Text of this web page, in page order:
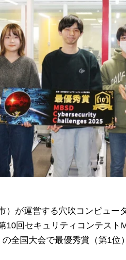
が運営する穴吹コンピュー
10回セキュリティコンテスト
全国大会で最優秀賞（第1位